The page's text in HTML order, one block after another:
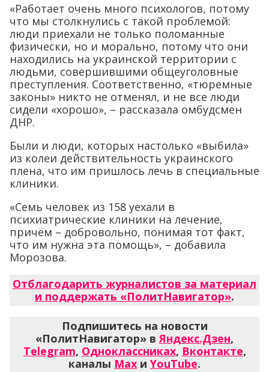
«Работает очень много психологов, потому
что мы столкнулись с такой проблемой:
люди приехали не только поломанные
физически, но и морально, потому что они
находились на украинской территории с
людьми, совершившими общеуголовные
преступления. Соответственно, «тюремные
законы» никто не отменял, и не все люди
сидели «хорошо», – рассказала омбудсмен
ДНР.
Были и люди, которых настолько «выбила»
из колеи действительность украинского
плена, что им пришлось лечь в специальные
клиники.
«Семь человек из 158 уехали в
психиатрические клиники на лечение,
причём – добровольно, понимая тот факт,
что им нужна эта помощь», – добавила
Морозова.
Отблагодарить журналистов за материал
и поддержать «ПолитНавигатор».
Подпишитесь на новости
«ПолитНавигатор» вЯндекс.Дзен,
Telegram, Одноклассниках, Вконтакте,
каналы Max и YouTube.